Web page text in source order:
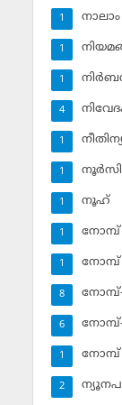
1
1
1
4
1
നൂര്‍സി
1
നൂഹ്‌
1
1
നോമ്പ്
1
നോമ്പ്-
8
6
നോമ്പ്‌
1
2